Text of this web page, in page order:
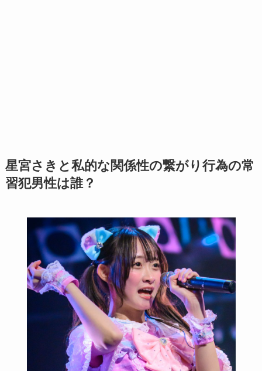
星宮さきと私的な関係性の繋がり行為の常
習犯男性は誰？